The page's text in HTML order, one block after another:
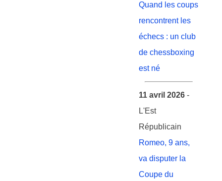
Quand les coups
rencontrent les
échecs : un club
de chessboxing
est né
11 avril 2026 -
L'Est
Républicain
Romeo, 9 ans,
va disputer la
Coupe du